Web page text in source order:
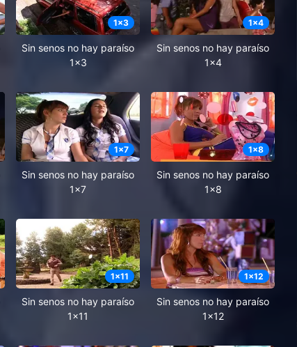
1x3
Sin senos no hay paraíso
1x3
1x4
Sin senos no hay paraíso
1x4
1x7
Sin senos no hay paraíso
1x7
1x8
Sin senos no hay paraíso
1x8
1x11
Sin senos no hay paraíso
1x11
1x12
Sin senos no hay paraíso
1x12